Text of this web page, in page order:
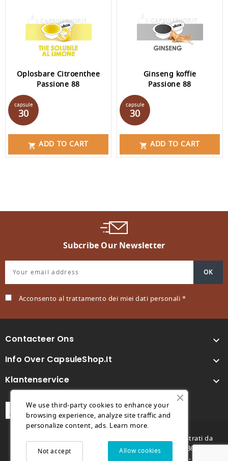
Oplosbare Citroenthee
Passione 88
capsule
30
 ADD TO CART
Ginseng koffie
Passione 88
capsule
30
 ADD TO CART
Subcribe Our Newsletter
Acconsento al trattamento dei miei dati personali *
Contacteer Ons 
Info Over CapsuleShop.it 
Klantenservice 
© 2026 - Capsuleshop.it e 88° Caffè sono marchi registrati da
Future Store S.R.L. - C.F. e P.IVA 04682730264 - REA TV369996 -
futurestore@pec.it - Capitale sociale 1.000,00€ -
We use third-party cookies to enhance your
browsing experience, analyze site traffic and
personalize content, ads. Learn more.
Allow cookies
Not accept